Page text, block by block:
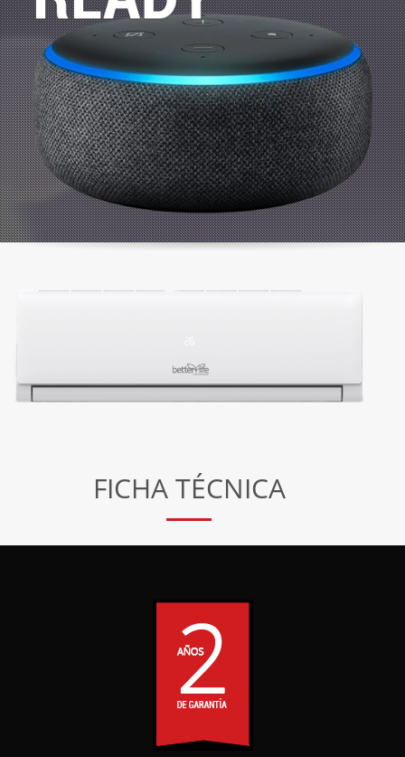
FICHA TÉCNICA